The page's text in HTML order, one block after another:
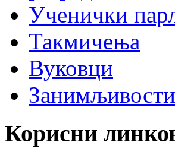
Ученички
Такмичења
Вуковци
Занимљивости
Корисни